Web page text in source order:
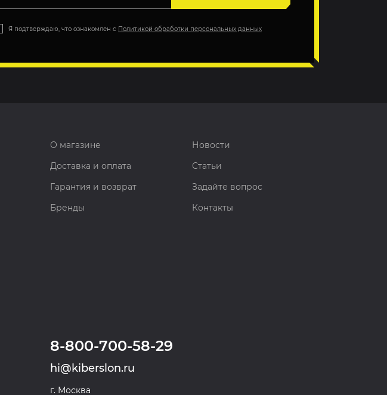
Я подтверждаю, что ознакомлен с Политикой обработки персональных данных
О магазине
Новости
Доставка и оплата
Статьи
Гарантия и возврат
Задайте вопрос
Бренды
Контакты
8-800-700-58-29
hi@kiberslon.ru
г. Москва